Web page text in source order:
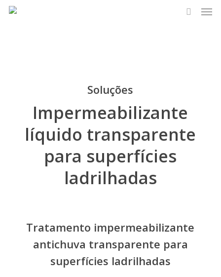
Skip
Soluções
Impermeabilizante
líquido transparente
para superfícies
ladrilhadas
Tratamento impermeabilizante
antichuva transparente para
superfícies ladrilhadas